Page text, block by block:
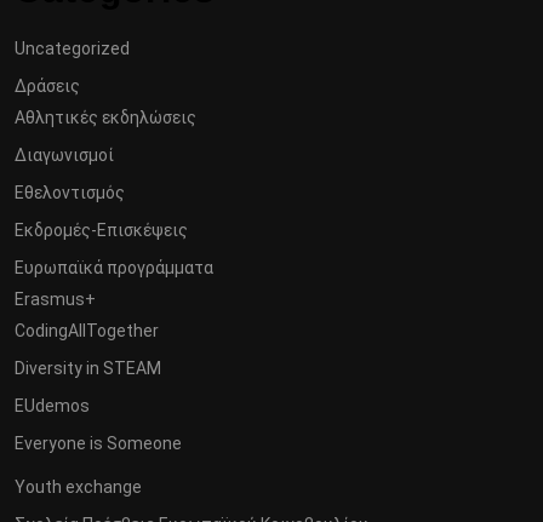
Uncategorized
Δράσεις
Αθλητικές εκδηλώσεις
Διαγωνισμοί
Εθελοντισμός
Εκδρομές-Επισκέψεις
Ευρωπαϊκά προγράμματα
Erasmus+
CodingAllTogether
Diversity in STEAM
EUdemos
Everyone is Someone
Youth exchange